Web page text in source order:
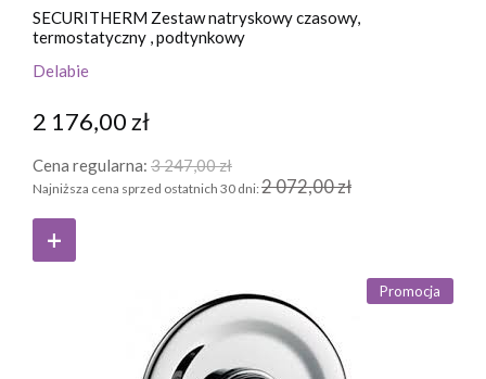
SECURITHERM Zestaw natryskowy czasowy,
termostatyczny , podtynkowy
Delabie
2 176,00 zł
Cena regularna: 3 247,00 zł
Najniższa cena sprzed ostatnich 30 dni: 2 072,00 zł
Promocja